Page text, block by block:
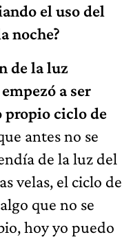
el uso del
noche?
de la luz
a ser
propio ciclo de
antes no se
de la luz del
velas, el ciclo de
que no se
hoy yo puedo